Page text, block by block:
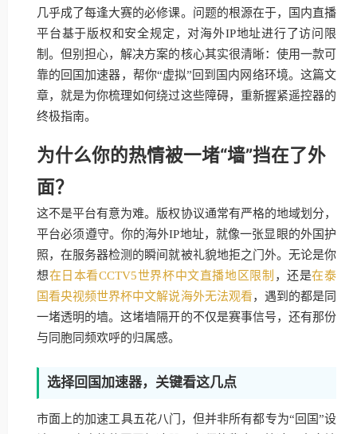
几乎成了每逢大赛的必修课。问题的根源在于，国内直播
平台基于版权和安全规定，对海外IP地址进行了访问限
制。但别担心，解决方案的核心其实很清晰：使用一款可
靠的回国加速器，帮你“虚拟”回到国内网络环境。这篇文
章，就是为你梳理如何绕过这些障碍，重新握紧遥控器的
终极指南。
为什么你的热情被一堵“墙”挡在了外
面？
这不是平台有意为难。版权协议通常有严格的地域划分，
平台必须遵守。你的海外IP地址，就像一张显眼的外国护
照，在服务器检测的瞬间就被礼貌地拒之门外。无论是你
想在日本看CCTV5世界杯中文直播地区限制 ，还是在泰
国看央视频世界杯中文解说海外无法观看，遇到的都是同
一堵透明的墙。这堵墙隔开的不仅是赛事信号，还有那份
与同胞同频欢呼的归属感。
选择回国加速器，关键看这几点
市面上的加速工具五花八门，但并非所有都专为“回国”设